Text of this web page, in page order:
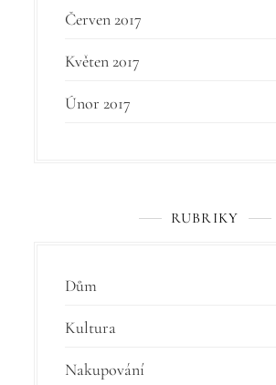
Červen 2017
Květen 2017
Únor 2017
RUBRIKY
Dům
Kultura
Nakupování